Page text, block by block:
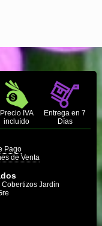
Precio IVA
incluído
Entrega en 7
Días
Pago
de Venta
Cobertizos Jardín